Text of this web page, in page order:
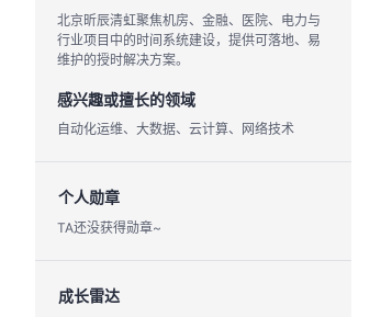
北京昕辰清虹聚焦机房、金融、医院、电力与
行业项目中的时间系统建设，提供可落地、易
维护的授时解决方案。
感兴趣或擅长的领域
自动化运维、大数据、云计算、网络技术
个人勋章
TA还没获得勋章~
成长雷达